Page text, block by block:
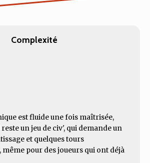
Complexité
est fluide une fois maîtrisée,
un jeu de civ', qui demande un
et quelques tours
pour des joueurs qui ont déjà